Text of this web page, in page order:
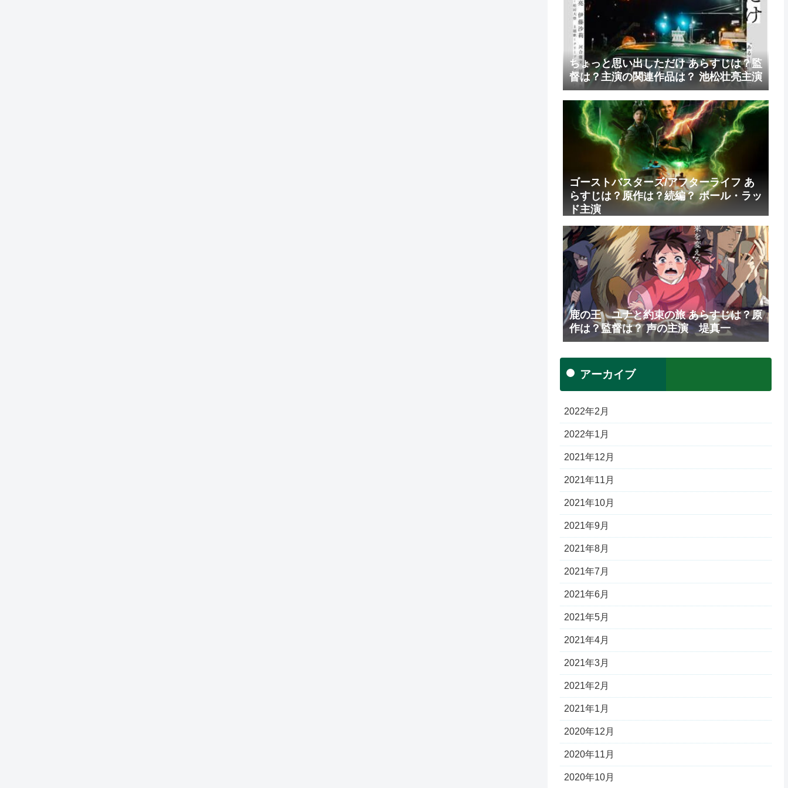
ちょっと思い出しただけ あらすじは？監
督は？主演の関連作品は？ 池松壮亮主演
ゴーストバスターズ/アフターライフ あ
らすじは？原作は？続編？ ポール・ラッ
ド主演
鹿の王 ユナと約束の旅 あらすじは？原
作は？監督は？ 声の主演 堤真一
アーカイブ
2022年2月
2022年1月
2021年12月
2021年11月
2021年10月
2021年9月
2021年8月
2021年7月
2021年6月
2021年5月
2021年4月
2021年3月
2021年2月
2021年1月
2020年12月
2020年11月
2020年10月